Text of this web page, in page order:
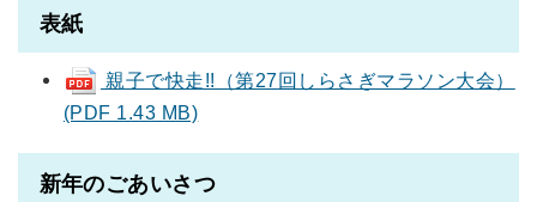
表紙
親子で快走!!（第27回しらさぎマラソン大会）
(PDF 1.43 MB)
新年のごあいさつ